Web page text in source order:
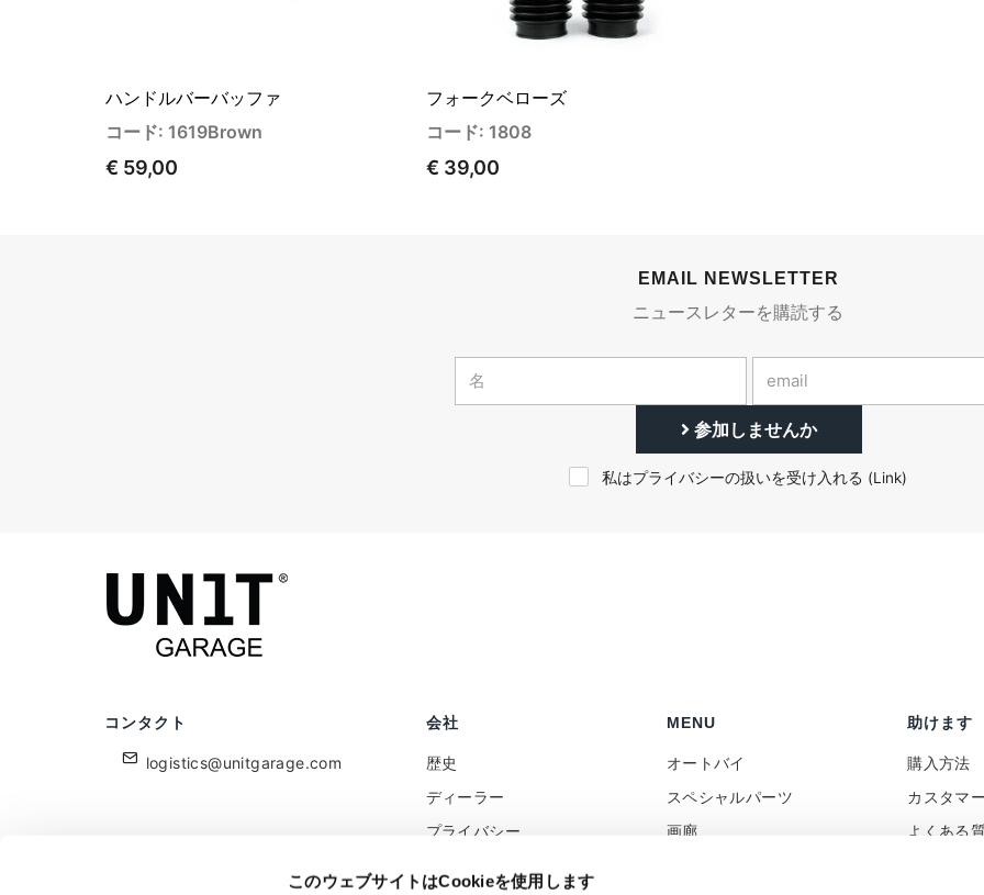
このウェブサイトはCookieを使用します
ハンドルバーバッファ
コード: 1619Brown
€ 59,00
フォークベローズ
コード: 1808
€ 39,00
EMAIL NEWSLETTER
ニュースレターを購読する
参加しませんか
私はプライバシーの扱いを受け入れる (Link)
コンタクト
logistics@unitgarage.com
会社
歴史
ディーラー
プライバシー
MENU
オートバイ
スペシャルパーツ
画廊
助けます
購入方法
カスタマ
よくある